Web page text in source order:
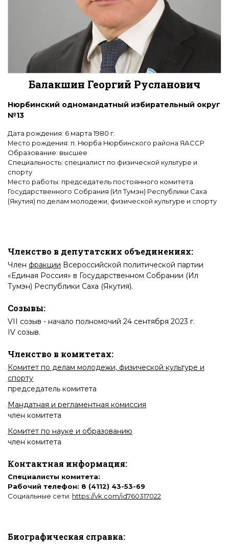
Балакшин Георгий Русланович
Нюрбинский одномандатный избирательный округ
№13
Дата рождения: 6 марта 1980 г.
Место рождения: п. Нюрба Нюрбинского района ЯАССР
Образование: высшее
Специальность: специалист по физической культуре и
спорту
Место работы: председатель постоянного комитета
Государственного Собрания (Ил Тумэн) Республики Саха
(Якутия) по делам молодежи, физической культуре и спорту
Членство в депутатских объединениях:
Член фракции Всероссийской политической партии
«Единая Россия» в Государственном Собрании (Ил
Тумэн) Республики Саха (Якутия).
Созывы:
VII созыв - начало полномочий 24 сентября 2023 г.
IV созыв.
Членство в комитетах:
Комитет по делам молодежи, физической культуре и
спорту
председатель комитета
Мандатная и регламентная комиссия
член комитета
Комитет по науке и образованию
член комитета
Контактная информация:
Специалисты комитета:
Рабочий телефон: 8 (4112) 43-53-69
Социальные сети: https://vk.com/id760317022
Биографическая справка: